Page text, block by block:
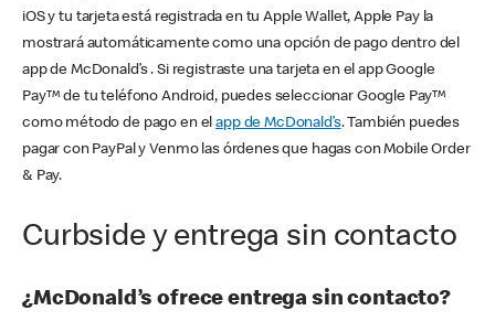
iOS y tu tarjeta está registrada en tu Apple Wallet, Apple Pay la
mostrará automáticamente como una opción de pago dentro del
app de McDonald’s . Si registraste una tarjeta en el app Google
Pay™ de tu teléfono Android, puedes seleccionar Google Pay™
como método de pago en elapp de McDonald’s. También puedes
pagar con PayPal y Venmo las órdenes que hagas con Mobile Order
& Pay.
Curbside y entrega sin contacto
¿McDonald’s ofrece entrega sin contacto?